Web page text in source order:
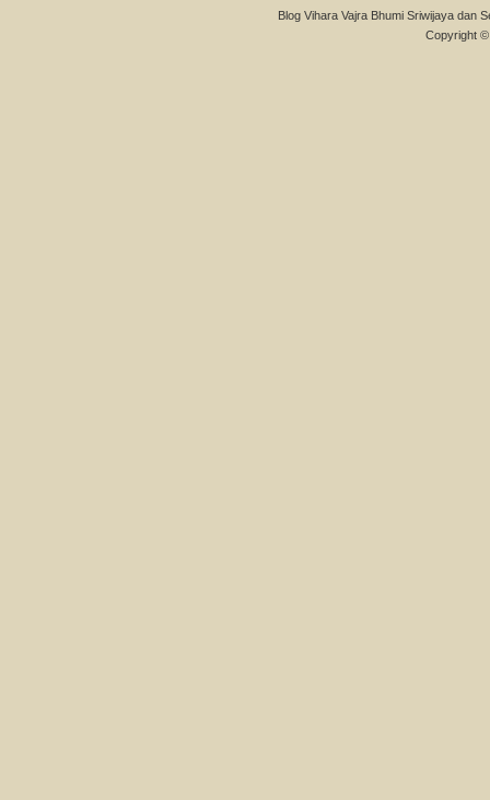
Blog Vihara Vajra Bhumi Sriwijaya dan
Copyright ©